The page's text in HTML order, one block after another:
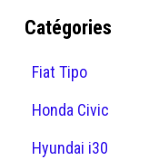
Catégories
Fiat Tipo
Honda Civic
Hyundai i30